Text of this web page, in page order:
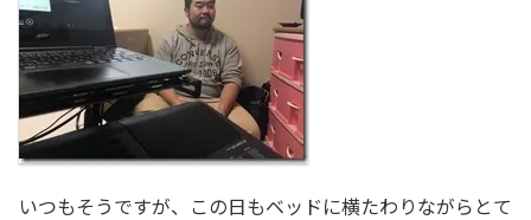
いつもそうですが、この日もベッドに横たわりながらとて